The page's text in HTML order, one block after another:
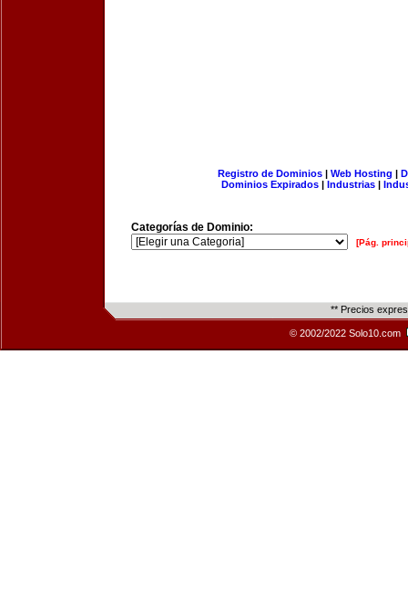
Registro de Dominios| Web Hosting |
Dominios Expirados | Industrias |
Categorías de Dominio:
[Pág.
** Precios
© 2002/2022 Solo10.com